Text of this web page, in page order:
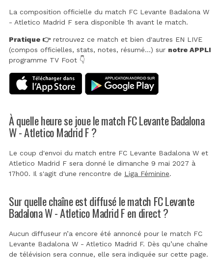
La composition officielle du match FC Levante Badalona W
- Atletico Madrid F sera disponible 1h avant le match.
Pratique 👉retrouvez ce match et bien d'autres EN LIVE
(compos officielles, stats, notes, résumé...) sur notre APPLI
programme TV Foot 👇
À quelle heure se joue le match FC Levante Badalona
W - Atletico Madrid F ?
Le coup d'envoi du match entre FC Levante Badalona W et
Atletico Madrid F sera donné le dimanche 9 mai 2027 à
17h00. Il s'agit d'une rencontre de Liga Féminine.
Sur quelle chaîne est diffusé le match FC Levante
Badalona W - Atletico Madrid F en direct ?
Aucun diffuseur n’a encore été annoncé pour le match FC
Levante Badalona W - Atletico Madrid F. Dès qu’une chaîne
de télévision sera connue, elle sera indiquée sur cette page.